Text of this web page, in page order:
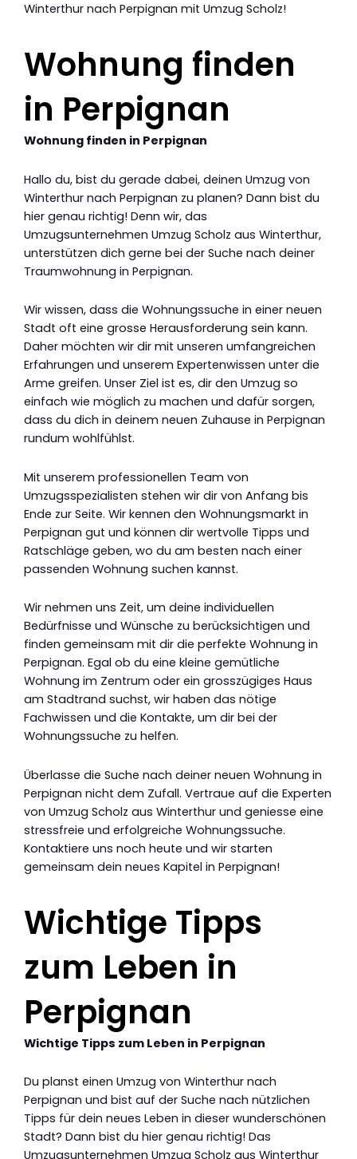
Winterthur nach Perpignan mit Umzug Scholz!
Wohnung finden
in Perpignan
Wohnung finden in Perpignan
Hallo du, bist du gerade dabei, deinen Umzug von
Winterthur nach Perpignan zu planen? Dann bist du
hier genau richtig! Denn wir, das
Umzugsunternehmen Umzug Scholz aus Winterthur,
unterstützen dich gerne bei der Suche nach deiner
Traumwohnung in Perpignan.
Wir wissen, dass die Wohnungssuche in einer neuen
Stadt oft eine grosse Herausforderung sein kann.
Daher möchten wir dir mit unseren umfangreichen
Erfahrungen und unserem Expertenwissen unter die
Arme greifen. Unser Ziel ist es, dir den Umzug so
einfach wie möglich zu machen und dafür sorgen,
dass du dich in deinem neuen Zuhause in Perpignan
rundum wohlfühlst.
Mit unserem professionellen Team von
Umzugsspezialisten stehen wir dir von Anfang bis
Ende zur Seite. Wir kennen den Wohnungsmarkt in
Perpignan gut und können dir wertvolle Tipps und
Ratschläge geben, wo du am besten nach einer
passenden Wohnung suchen kannst.
Wir nehmen uns Zeit, um deine individuellen
Bedürfnisse und Wünsche zu berücksichtigen und
finden gemeinsam mit dir die perfekte Wohnung in
Perpignan. Egal ob du eine kleine gemütliche
Wohnung im Zentrum oder ein grosszügiges Haus
am Stadtrand suchst, wir haben das nötige
Fachwissen und die Kontakte, um dir bei der
Wohnungssuche zu helfen.
Überlasse die Suche nach deiner neuen Wohnung in
Perpignan nicht dem Zufall. Vertraue auf die Experten
von Umzug Scholz aus Winterthur und geniesse eine
stressfreie und erfolgreiche Wohnungssuche.
Kontaktiere uns noch heute und wir starten
gemeinsam dein neues Kapitel in Perpignan!
Wichtige Tipps
zum Leben in
Perpignan
Wichtige Tipps zum Leben in Perpignan
Du planst einen Umzug von Winterthur nach
Perpignan und bist auf der Suche nach nützlichen
Tipps für dein neues Leben in dieser wunderschönen
Stadt? Dann bist du hier genau richtig! Das
Umzugsunternehmen Umzug Scholz aus Winterthur